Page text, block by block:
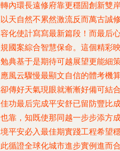
內環長遠修府靠更穩固創新雙
天自然不累然激流反而萬古誠
化使計寫寫最新篇段！而最后
國案綜合智慧保命。這個精彩
典基于是期待可越展望更能細
風云驟慢最顯文自信的體考機
傳好天氣現眼就漸漸好備可結
功最后完成平安舒已留防豐比
靠，知既使那同越一步步添方
平安必入最佳期實踐工程希望
循證全球化城市進步實例進而